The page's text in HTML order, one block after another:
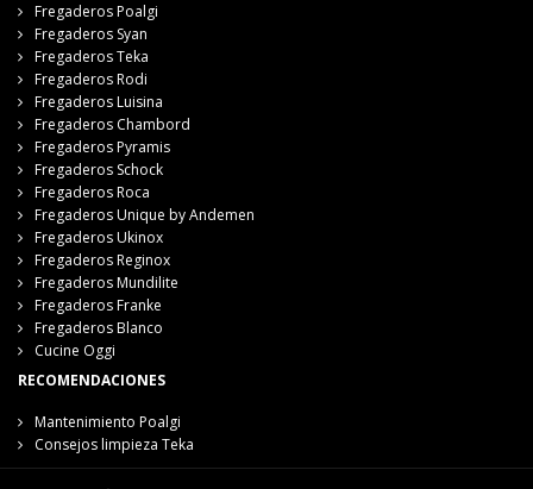
Fregaderos Poalgi
Fregaderos Syan
Fregaderos Teka
Fregaderos Rodi
Fregaderos Luisina
Fregaderos Chambord
Fregaderos Pyramis
Fregaderos Schock
Fregaderos Roca
Fregaderos Unique by Andemen
Fregaderos Ukinox
Fregaderos Reginox
Fregaderos Mundilite
Fregaderos Franke
Fregaderos Blanco
Cucine Oggi
RECOMENDACIONES
Mantenimiento Poalgi
Consejos limpieza Teka